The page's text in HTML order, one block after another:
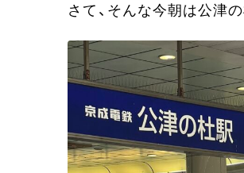
さて、そんな今朝は公津